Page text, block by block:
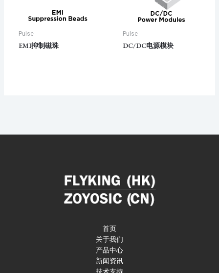
Pulse
EMI抑制磁珠
Pulse
DC/DC电源模块
首页
关于我们
产品中心
新闻资讯